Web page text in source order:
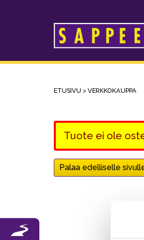
ETUSIVU > VERKKOKAUPPA
Tuote ei ole
Palaa edelliselle